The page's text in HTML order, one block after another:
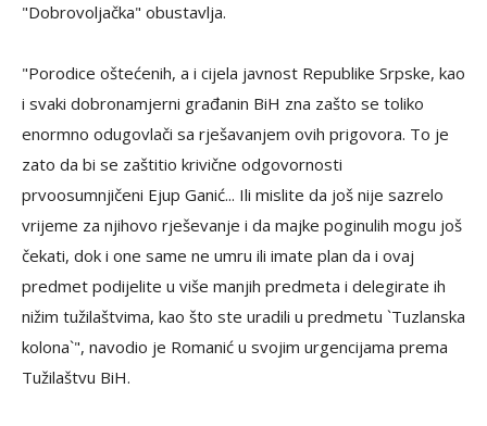
"Dobrovoljačka" obustavlja.
"Porodice oštećenih, a i cijela javnost Republike Srpske, kao
i svaki dobronamjerni građanin BiH zna zašto se toliko
enormno odugovlači sa rješavanjem ovih prigovora. To je
zato da bi se zaštitio krivične odgovornosti
prvoosumnjičeni Ejup Ganić... Ili mislite da još nije sazrelo
vrijeme za njihovo rješevanje i da majke poginulih mogu još
čekati, dok i one same ne umru ili imate plan da i ovaj
predmet podijelite u više manjih predmeta i delegirate ih
nižim tužilaštvima, kao što ste uradili u predmetu `Tuzlanska
kolona`", navodio je Romanić u svojim urgencijama prema
Tužilaštvu BiH.